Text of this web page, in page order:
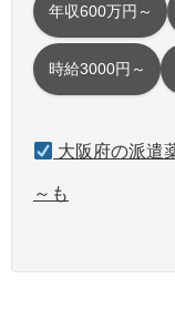
年収600万円～
時給3000円～
大阪府の派遣
～も